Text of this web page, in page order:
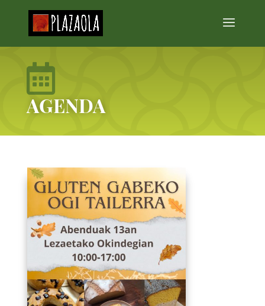

AGENDA